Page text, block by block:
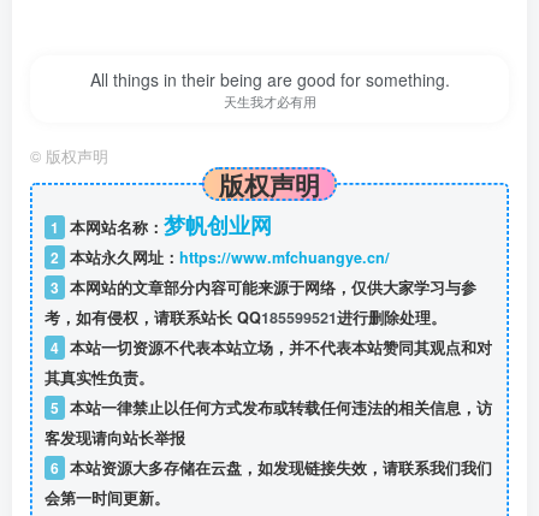
设备。
3.⏰时间投入：每天建议不少于2小时，执行力决定收入天花
板。
4.🤝合作绑定：需完成后台绑定。我们坚持“学员賺钱，我才
賺钱”，利益深度捆绑。
第四章：Tc联盟实力|为什么我们能带你成功？
4.1辉煌战绩，数据说话
All things in their being are good for something.
天生我才必有用
© 版权声明
版权声明
1 本网站名称： 梦帆创业网
2 本站永久网址： https://www.mfchuangye.cn/
3 本网站的文章部分内容可能来源于网络，仅供大家学习与参
考，如有侵权，请联系站长 QQ185599521进行删除处理。
4 本站一切资源不代表本站立场，并不代表本站赞同其观点和对
其真实性负责。
5 本站一律禁止以任何方式发布或转载任何违法的相关信息，访
客发现请向站长举报
6 本站资源大多存储在云盘，如发现链接失效，请联系我们我们
会第一时间更新。